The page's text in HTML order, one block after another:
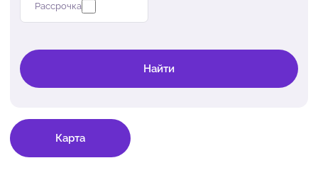
Рассрочка
Найти
Карта